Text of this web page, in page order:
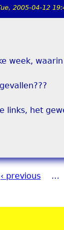
2005-04-12
week,
links, het
‹ previous …